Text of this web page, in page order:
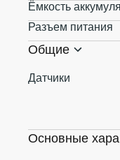
Ёмкость
Разъем питания
Общие
Датчики
Основные